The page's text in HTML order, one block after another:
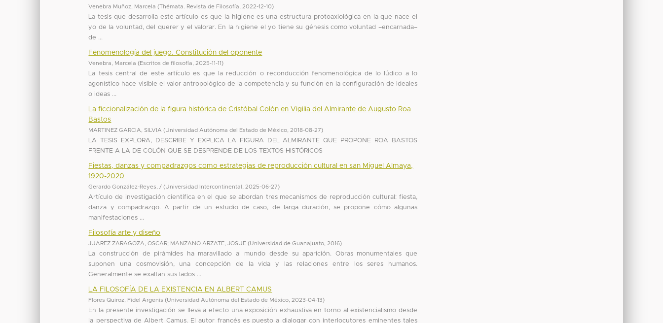
Venebra Muñoz, Marcela (Thémata. Revista de Filosofía 2022-12-10)
La tesis que desarrolla este artículo es que la higiene es una estructura protoaxiológica en la que nace el
yo de la voluntad, del querer y el valorar. En la higiene el yo tiene su génesis como voluntad –encarnada–
de ...
Fenomenología del juego. Constitución del oponente
Venebra, Marcela (Escritos de filosofía 2025-11-11)
La tesis central de este artículo es que la reducción o reconducción fenomenológica de lo lúdico a lo
agonístico hace visible el valor antropológico de la competencia y su función en la configuración de ideales
o ideas ...
La ficcionalización de la figura histórica de Cristóbal Colón en Vigilia del Almirante de Augusto Roa
Bastos
MARTINEZ GARCIA, SILVIA (Universidad Autónoma del Estado de México 2018-08-27)
LA TESIS EXPLORA, DESCRIBE Y EXPLICA LA FIGURA DEL ALMIRANTE QUE PROPONE ROA BASTOS
FRENTE A LA DE COLÓN QUE SE DESPRENDE DE LOS TEXTOS HISTÓRICOS
Fiestas, danzas y compadrazgos como estrategias de reproducción cultural en san Miguel Almaya,
1920-2020
Gerardo González-Reyes, / (Universidad Intercontinental 2025-06-27)
Artículo de investigación científica en el que se abordan tres mecanismos de reproducción cultural: fiesta,
danza y compadrazgo. A partir de un estudio de caso, de larga duración, se propone cómo algunas
manifestaciones ...
Filosofía arte y diseño
JUAREZ ZARAGOZA, OSCAR; MANZANO ARZATE, JOSUE (Universidad de Guanajuato 2016)
La construcción de pirámides ha maravillado al mundo desde su aparición. Obras monumentales que
suponen una cosmovisión, una concepción de la vida y las relaciones entre los seres humanos.
Generalmente se exaltan sus lados ...
LA FILOSOFÍA DE LA EXISTENCIA EN ALBERT CAMUS
Flores Quiroz, Fidel Argenis (Universidad Autónoma del Estado de México 2023-04-13)
En la presente investigación se lleva a efecto una exposición exhaustiva en torno al existencialismo desde
la perspectiva de Albert Camus. El autor francés es puesto a dialogar con interlocutores eminentes tales